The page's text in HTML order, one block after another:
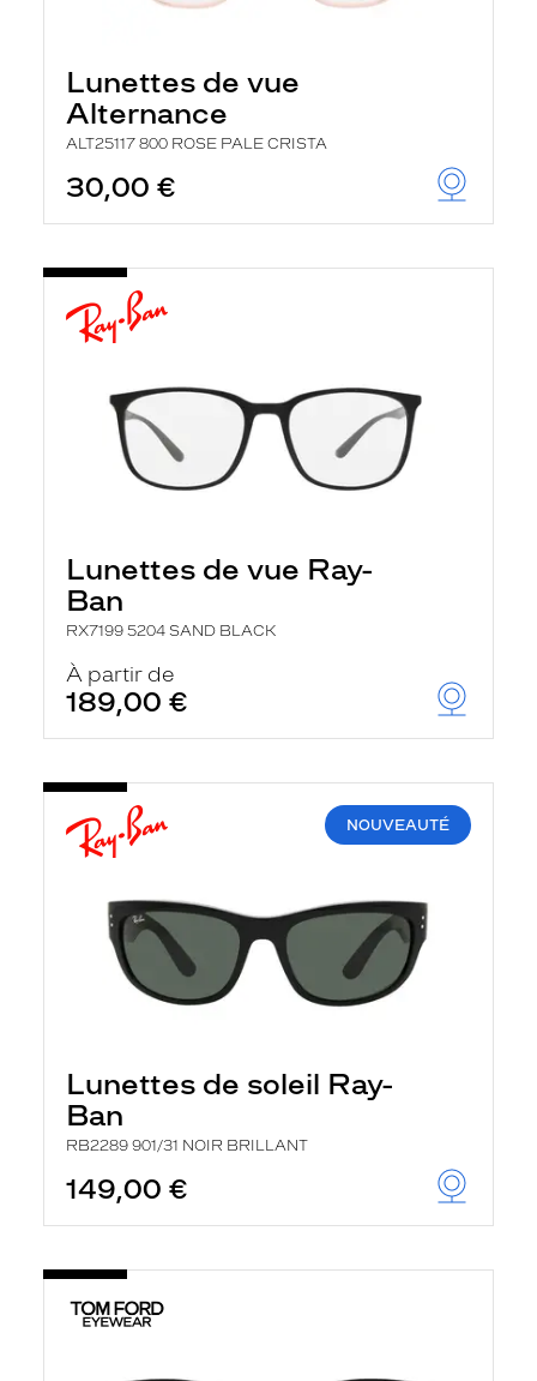
Lunettes de vue
Alternance
ALT25117 800 ROSE PALE CRISTA
30,00 €
Lunettes de vue Ray-
Ban
RX7199 5204 SAND BLACK
À partir de
189,00 €
NOUVEAUTÉ
Lunettes de soleil Ray-
Ban
RB2289 901/31 NOIR BRILLANT
149,00 €